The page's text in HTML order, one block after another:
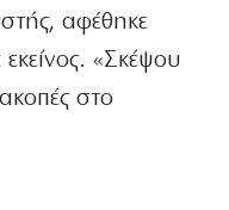
αφέθηκε
«Σκέψου
στο